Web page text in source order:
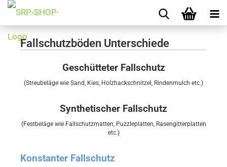
Fallschutzböden Unterschiede
Geschütteter Fallschutz
(Streubeläge wie Sand, Kies, Holzhackschnitzel, Rindenmulch etc.)
Synthetischer Fallschutz
(Festbeläge wie Fallschutzmatten, Puzzleplatten, Rasengitterplatten
etc.)
Konstanter Fallschutz